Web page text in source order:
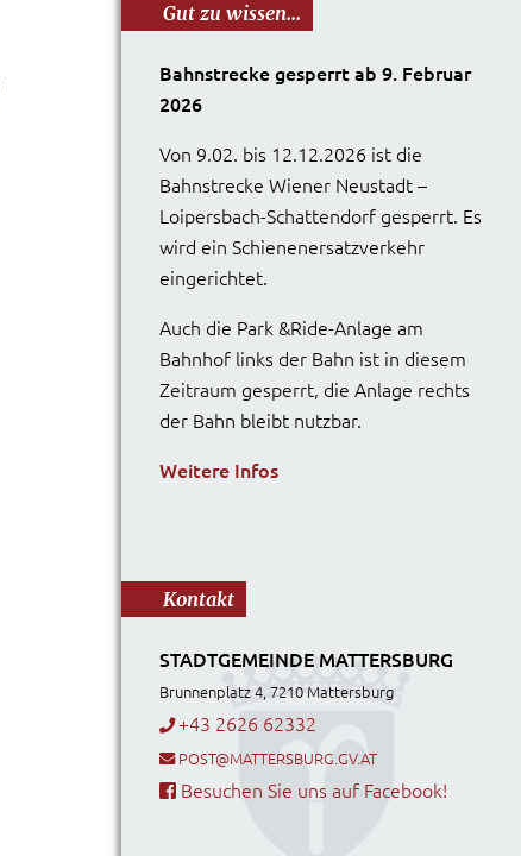
Gut zu wissen...
Bahnstrecke gesperrt ab 9. Februar
2026
Von 9.02. bis 12.12.2026 ist die
Bahnstrecke Wiener Neustadt –
Loipersbach-Schattendorf gesperrt. Es
wird ein Schienenersatzverkehr
eingerichtet.
Auch die Park &Ride-Anlage am
Bahnhof links der Bahn ist in diesem
Zeitraum gesperrt, die Anlage rechts
der Bahn bleibt nutzbar.
Weitere Infos
Kontakt
STADTGEMEINDE MATTERSBURG
Brunnenplatz 4, 7210 Mattersburg
+43 2626 62332
POST@MATTERSBURG.GV.AT
Besuchen Sie uns auf Facebook!